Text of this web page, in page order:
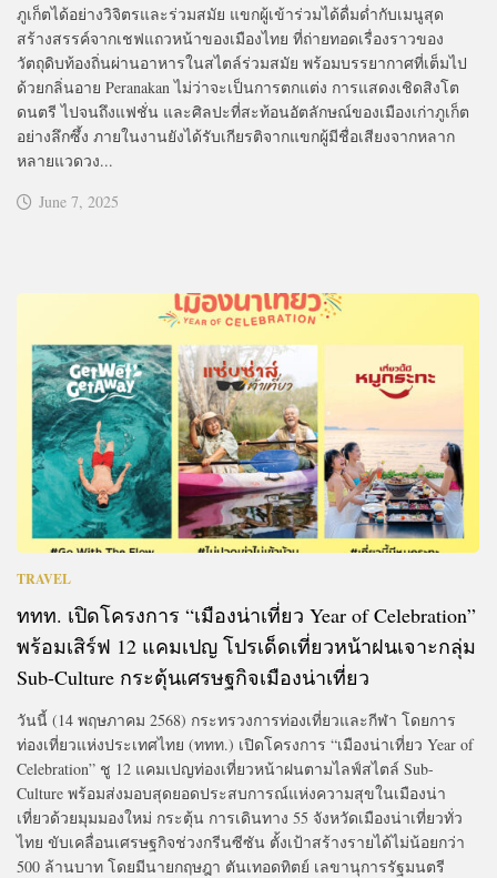
ภูเก็ตได้อย่างวิจิตรและร่วมสมัย แขกผู้เข้าร่วมได้ดื่มด่ำกับเมนูสุด
สร้างสรรค์จากเชฟแถวหน้าของเมืองไทย ที่ถ่ายทอดเรื่องราวของ
วัตถุดิบท้องถิ่นผ่านอาหารในสไตล์ร่วมสมัย พร้อมบรรยากาศที่เต็มไป
ด้วยกลิ่นอาย Peranakan ไม่ว่าจะเป็นการตกแต่ง การแสดงเชิดสิงโต
ดนตรี ไปจนถึงแฟชั่น และศิลปะที่สะท้อนอัตลักษณ์ของเมืองเก่าภูเก็ต
อย่างลึกซึ้ง ภายในงานยังได้รับเกียรติจากแขกผู้มีชื่อเสียงจากหลาก
หลายแวดวง...
June 7, 2025
TRAVEL
ททท. เปิดโครงการ “เมืองน่าเที่ยว Year of Celebration”
พร้อมเสิร์ฟ 12 แคมเปญ โปรเด็ดเที่ยวหน้าฝนเจาะกลุ่ม
Sub-Culture กระตุ้นเศรษฐกิจเมืองน่าเที่ยว
วันนี้ (14 พฤษภาคม 2568) กระทรวงการท่องเที่ยวและกีฬา โดยการ
ท่องเที่ยวแห่งประเทศไทย (ททท.) เปิดโครงการ “เมืองน่าเที่ยว Year of
Celebration” ชู 12 แคมเปญท่องเที่ยวหน้าฝนตามไลฟ์สไตล์ Sub-
Culture พร้อมส่งมอบสุดยอดประสบการณ์แห่งความสุขในเมืองน่า
เที่ยวด้วยมุมมองใหม่ กระตุ้น การเดินทาง 55 จังหวัดเมืองน่าเที่ยวทั่ว
ไทย ขับเคลื่อนเศรษฐกิจช่วงกรีนซีซัน ตั้งเป้าสร้างรายได้ไม่น้อยกว่า
500 ล้านบาท โดยมีนายกฤษฎา ตันเทอดทิตย์ เลขานุการรัฐมนตรี